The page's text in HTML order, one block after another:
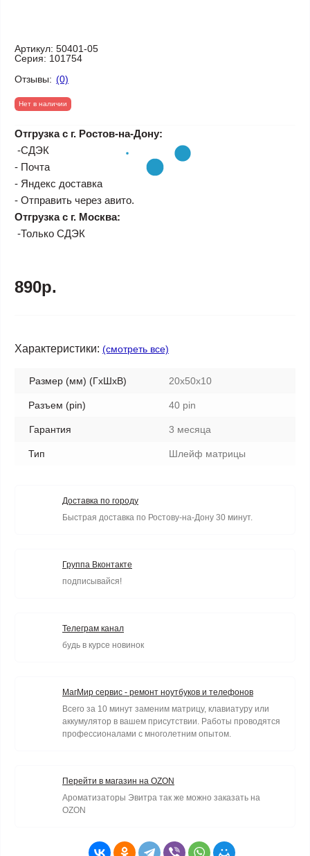
Артикул: 50401-05
Серия: 101754
Отзывы: (0)
Нет в наличии
Отгрузка с г. Ростов-на-Дону:
-СДЭК
- Почта
- Яндекс доставка
- Отправить через авито.
Отгрузка с г. Москва:
-Только СДЭК
890р.
Характеристики: (смотреть все)
Размер (мм) (ГхШхВ) 20x50x10
Разъем (pin) 40 pin
Гарантия 3 месяца
Тип Шлейф матрицы
Доставка по городу
Быстрая доставка по Ростову-на-Дону 30 минут.
Группа Вконтакте
подписывайся!
Телеграм канал
будь в курсе новинок
МагМир сервис - ремонт ноутбуков и телефонов
Всего за 10 минут заменим матрицу, клавиатуру или
аккумулятор в вашем присутствии. Работы проводятся
профессионалами с многолетним опытом.
Перейти в магазин на OZON
Ароматизаторы Эвитра так же можно заказать на
OZON